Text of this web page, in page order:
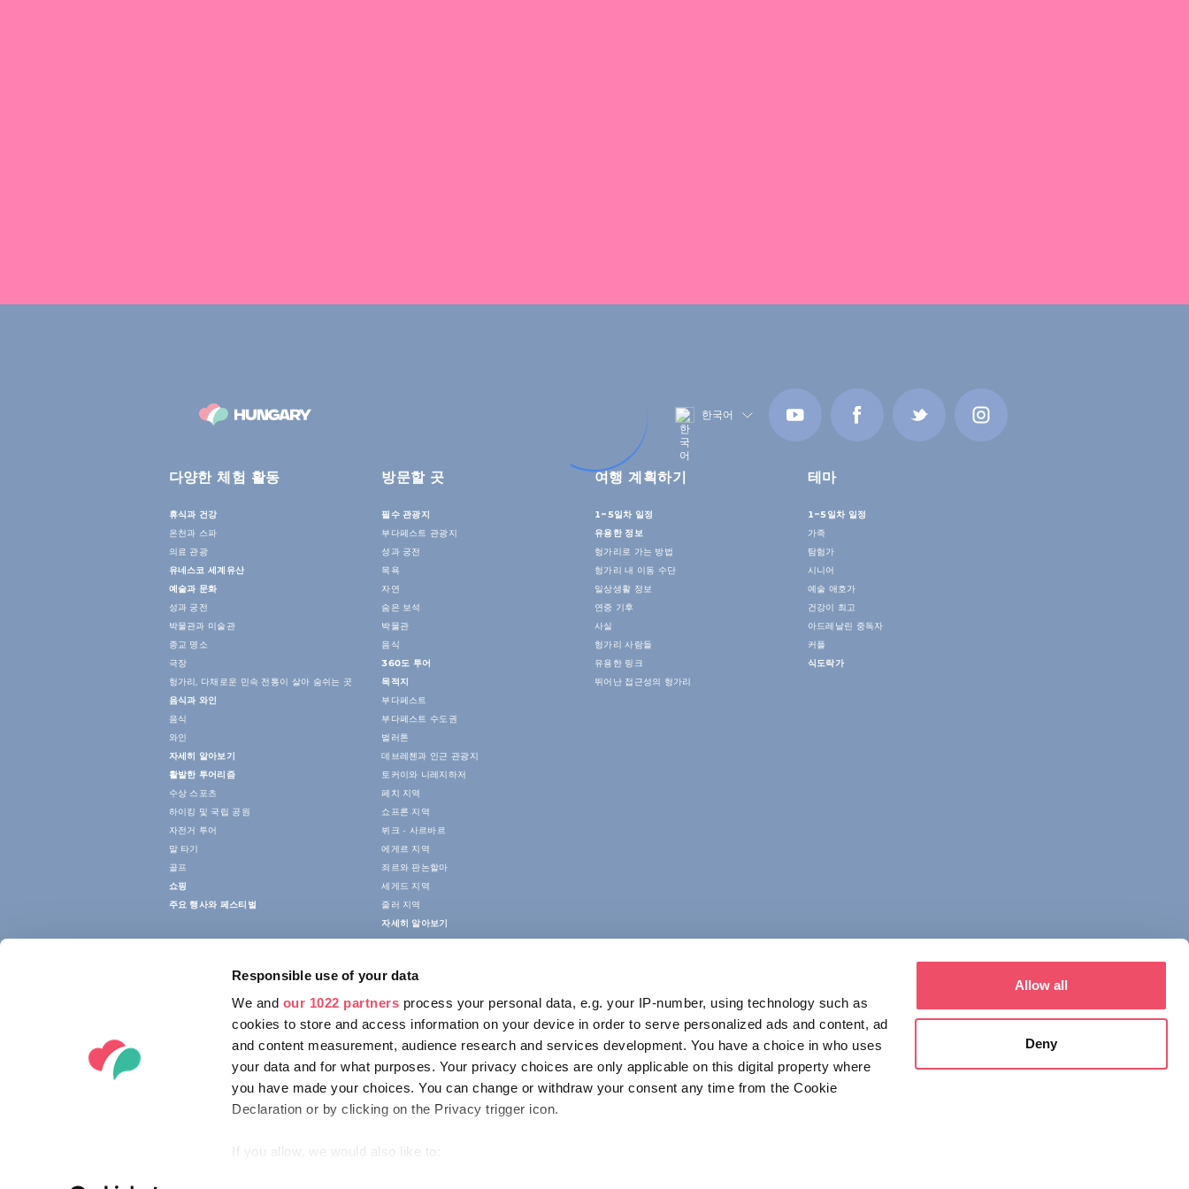
Responsible use of your data
We and our 1022 partners process your personal data, e.g. your IP-number, using technology such as
cookies to store and access information on your device in order to serve personalized ads and content, ad
and content measurement, audience research and services development. You have a choice in who uses
your data and for what purposes. Your privacy choices are only applicable on this digital property where
you have made your choices. You can change or withdraw your consent any time from the Cookie
Declaration or by clicking on the Privacy trigger icon.
If you allow, we would also like to:
Allow all
Deny
한국어
다양한 체험 활동
휴식과 건강
온천과 스파
의료 관광
유네스코 세계유산
예술과 문화
성과 궁전
박물관과 미술관
종교 명소
극장
헝가리, 다채로운 민속 전통이 살아 숨쉬는 곳
음식과 와인
음식
와인
자세히 알아보기
활발한 투어리즘
수상 스포츠
하이킹 및 국립 공원
자전거 투어
말 타기
골프
쇼핑
주요 행사와 페스티벌
방문할 곳
필수 관광지
부다페스트 관광지
성과 궁전
목욕
자연
숨은 보석
박물관
음식
360도 투어
목적지
부다페스트
부다페스트 수도권
벌러톤
데브레첸과 인근 관광지
토커이와 니레지하저
페치 지역
쇼프론 지역
뷔크 - 사르바르
에게르 지역
죄르와 판논할마
세게드 지역
줄러 지역
자세히 알아보기
여행 계획하기
1~5일차 일정
유용한 정보
헝가리로 가는 방법
헝가리 내 이동 수단
일상생활 정보
연중 기후
사실
헝가리 사람들
유용한 링크
뛰어난 접근성의 헝가리
테마
1~5일차 일정
가족
탐험가
시니어
예술 애호가
건강이 최고
아드레날린 중독자
커플
식도락가
접촉
Alkotás utca 19